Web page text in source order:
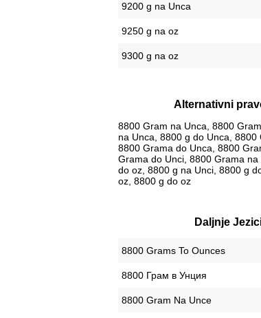
9200 g na Unca
9250 g na oz
9300 g na oz
Alternativni
8800 Gram na Unca, 8800
na Unca, 8800 g do Unca, 8800
8800 Grama do Unca, 8800
Grama do Unci, 8800 Grama
do oz, 8800 g na Unci, 8800 g
oz, 8800 g do oz
Daljnje
‎8800 Grams To Ounces
‎8800 Грам в Унция
‎8800 Gram Na Unce